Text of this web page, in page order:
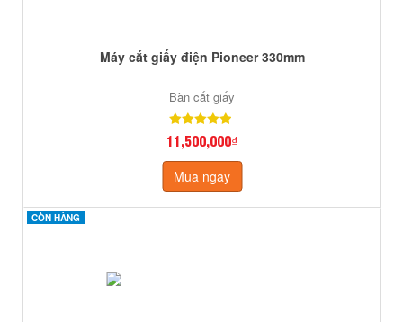
Máy cắt giấy điện Pioneer 330mm
Bàn cắt giấy
11,500,000₫
Mua ngay
CÒN HÀNG
CÒN HÀNG